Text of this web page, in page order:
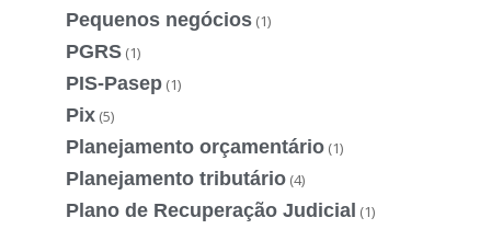
Pequenos negócios (1)
PGRS (1)
PIS-Pasep (1)
Pix (5)
Planejamento orçamentário (1)
Planejamento tributário (4)
Plano de Recuperação Judicial (1)